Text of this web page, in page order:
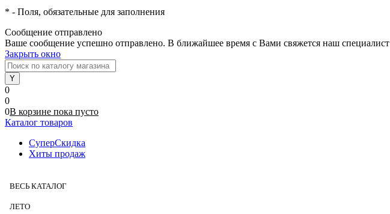
* - Поля, обязательные для заполнения
Сообщение отправлено
Ваше сообщение успешно отправлено. В ближайшее время с Вами свяжется наш специалист
Закрыть окно
0
0
0В корзине пока пусто
Каталог товаров
СуперСкидка
Хиты продаж
ВЕСЬ КАТАЛОГ
ЛЕТО